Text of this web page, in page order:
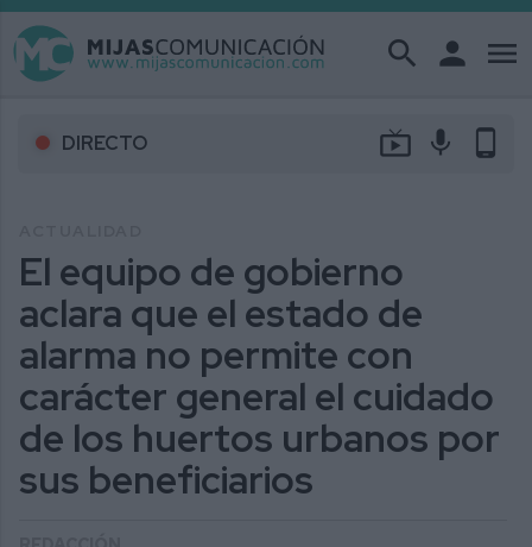
search person menu
DIRECTO live_tv mic phone_android
El equipo de gobierno
aclara que el estado de
alarma no permite con
carácter general el cuidado
de los huertos urbanos por
sus beneficiarios